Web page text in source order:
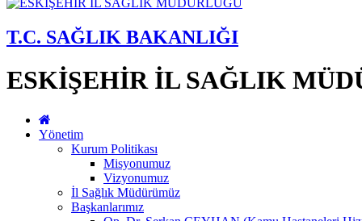
T.C. SAĞLIK BAKANLIĞI
ESKİŞEHİR İL SAĞLIK
Yönetim
Kurum Politikası
Misyonumuz
Vizyonumuz
İl Sağlık Müdürümüz
Başkanlarımız